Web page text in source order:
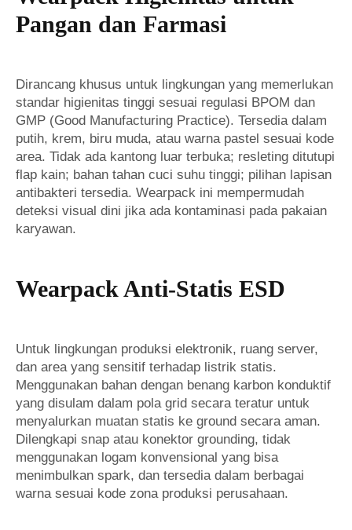
Pangan dan Farmasi
Dirancang khusus untuk lingkungan yang memerlukan
standar higienitas tinggi sesuai regulasi BPOM dan
GMP (Good Manufacturing Practice). Tersedia dalam
putih, krem, biru muda, atau warna pastel sesuai kode
area. Tidak ada kantong luar terbuka; resleting ditutupi
flap kain; bahan tahan cuci suhu tinggi; pilihan lapisan
antibakteri tersedia. Wearpack ini mempermudah
deteksi visual dini jika ada kontaminasi pada pakaian
karyawan.
Wearpack Anti-Statis ESD
Untuk lingkungan produksi elektronik, ruang server,
dan area yang sensitif terhadap listrik statis.
Menggunakan bahan dengan benang karbon konduktif
yang disulam dalam pola grid secara teratur untuk
menyalurkan muatan statis ke ground secara aman.
Dilengkapi snap atau konektor grounding, tidak
menggunakan logam konvensional yang bisa
menimbulkan spark, dan tersedia dalam berbagai
warna sesuai kode zona produksi perusahaan.